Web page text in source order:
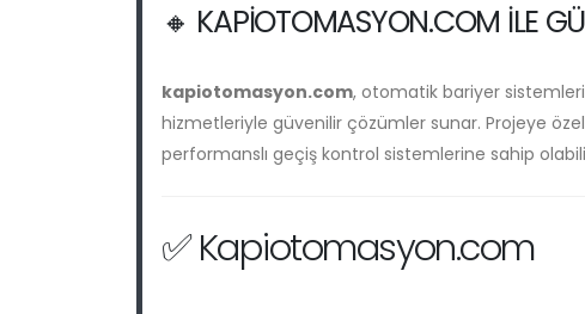
🔸 KAPIOTOMASYON.COM ILE
kapiotomasyon.com, otomatik bariyer
hizmetleriyle güvenilir çözümler sunar. Projeye
performanslı geçiş kontrol sistemlerine sahip
✅ Kapiotomasyon.com